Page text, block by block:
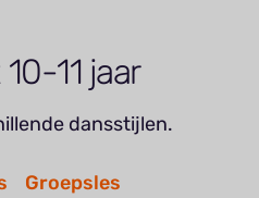
11 jaar
dansstijlen.
Groepsles